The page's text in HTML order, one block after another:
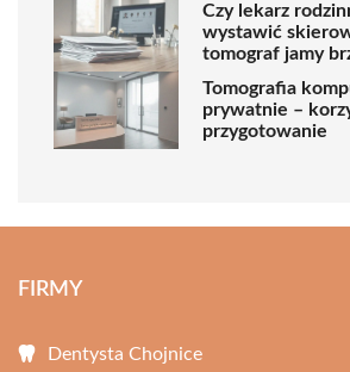
Czy lekarz
wystawić
tomograf jamy
Tomografia
prywatnie –
przygotowanie
FIRMY
Dentysta Chojnice